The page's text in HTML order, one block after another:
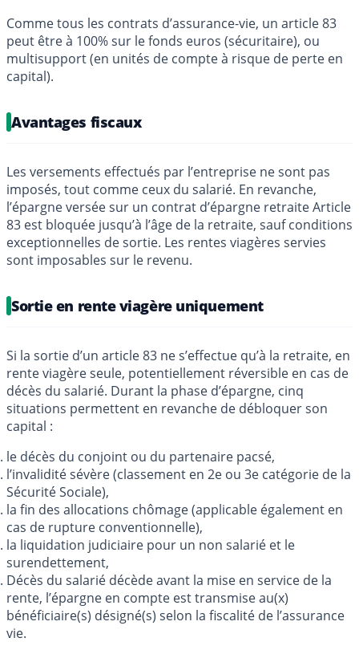
Comme tous les contrats d’assurance-vie, un article 83
peut être à 100% sur le fonds euros (sécuritaire), ou
multisupport (en unités de compte à risque de perte en
capital).
Avantages fiscaux
Les versements effectués par l’entreprise ne sont pas
imposés, tout comme ceux du salarié. En revanche,
l’épargne versée sur un contrat d’épargne retraite Article
83 est bloquée jusqu’à l’âge de la retraite, sauf conditions
exceptionnelles de sortie. Les rentes viagères servies
sont imposables sur le revenu.
Sortie en rente viagère uniquement
Si la sortie d’un article 83 ne s’effectue qu’à la retraite, en
rente viagère seule, potentiellement réversible en cas de
décès du salarié. Durant la phase d’épargne, cinq
situations permettent en revanche de débloquer son
capital :
le décès du conjoint ou du partenaire pacsé,
l’invalidité sévère (classement en 2e ou 3e catégorie de la
Sécurité Sociale),
la fin des allocations chômage (applicable également en
cas de rupture conventionnelle),
la liquidation judiciaire pour un non salarié et le
surendettement,
Décès du salarié décède avant la mise en service de la
rente, l’épargne en compte est transmise au(x)
bénéficiaire(s) désigné(s) selon la fiscalité de l’assurance
vie.